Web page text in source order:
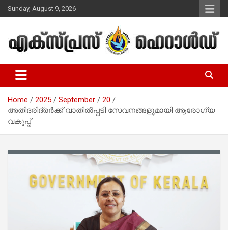
Skip
to
Sunday, August 9, 2026
Express Herald – Malayalam
Christian News
Home 2025 September
20
അതിദരിദ്രര്‍ക്ക് വാതില്‍പ്പടി സേവനങ്ങളുമായി ആരോഗ്യ
വകുപ്പ്